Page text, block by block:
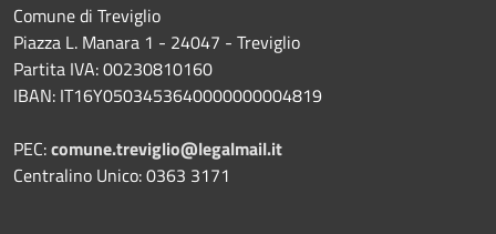
Comune di Treviglio
Piazza L. Manara 1 - 24047 - Treviglio
Partita IVA: 00230810160
IBAN: IT16Y0503453640000000004819
PEC:comune.treviglio@legalmail.it
Centralino Unico: 0363 3171